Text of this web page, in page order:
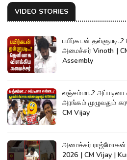
VIDEO STORIES
பயிர்கடன்
அமைச்சர் Vinoth |
Assembly
லஞ்சம்மா..?
அரங்கம் முழுவதும்
CM Vijay
அமைச்சர் ராஜ்மோகன்
2026 | CM Vijay |